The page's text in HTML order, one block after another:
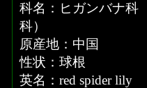
科名：ヒガンバナ科
科）
原産地：中国
性状：球根
英名：red spider lily